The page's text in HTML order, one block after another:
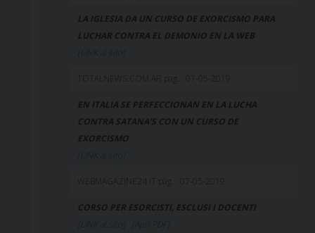
LA IGLESIA DA UN CURSO DE EXORCISMO PARA
LUCHAR CONTRA EL DEMONIO EN LA WEB
[LINK al sito]
TOTALNEWS.COM.AR pag. · 07-05-2019
EN ITALIA SE PERFECCIONAN EN LA LUCHA
CONTRA SATANA’S CON UN CURSO DE
EXORCISMO
[LINK al sito]
WEBMAGAZINE24.IT pag. · 07-05-2019
CORSO PER ESORCISTI, ESCLUSI I DOCENTI
[LINK al sito]
[Apri PDF]